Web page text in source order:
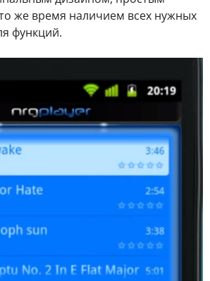
же время наличием всех нужных
функций.